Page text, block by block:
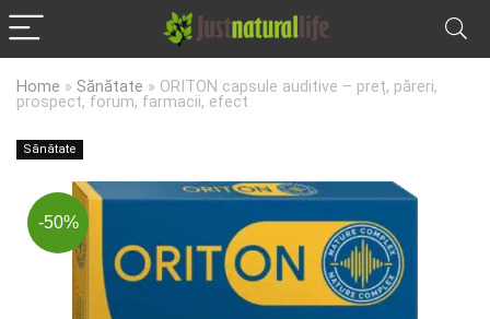
Home » Sănătate » ORITON capsule auditive – preț, păreri,
prospect, forum, farmacii, efect
Sănătate
-50%